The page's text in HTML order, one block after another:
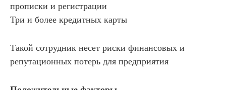
прописки и регистрации
Три и более кредитных карты
Такой сотрудник несет риски финансовых и
репутационных потерь для предприятия